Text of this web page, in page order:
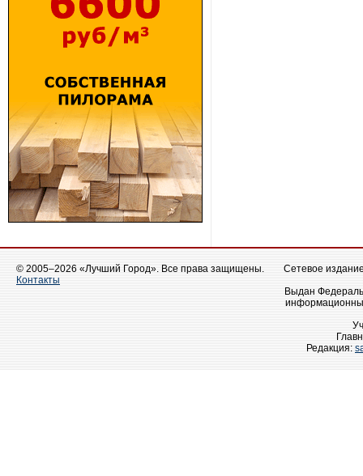
© 2005–2026 «Лучший Город». Все права защищены.
Контакты
Сетевое
Выдан
Редакция: